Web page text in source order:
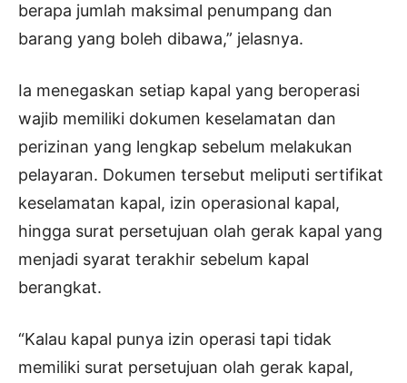
berapa jumlah maksimal penumpang dan
barang yang boleh dibawa,” jelasnya.
Ia menegaskan setiap kapal yang beroperasi
wajib memiliki dokumen keselamatan dan
perizinan yang lengkap sebelum melakukan
pelayaran. Dokumen tersebut meliputi sertifikat
keselamatan kapal, izin operasional kapal,
hingga surat persetujuan olah gerak kapal yang
menjadi syarat terakhir sebelum kapal
berangkat.
“Kalau kapal punya izin operasi tapi tidak
memiliki surat persetujuan olah gerak kapal,